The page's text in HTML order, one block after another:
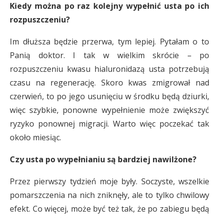
Kiedy można po raz kolejny wypełnić usta po ich
rozpuszczeniu?
Im dłuższa będzie przerwa, tym lepiej. Pytałam o to
Panią doktor. I tak w wielkim skrócie – po
rozpuszczeniu kwasu hialuronidazą usta potrzebują
czasu na regenerację. Skoro kwas zmigrował nad
czerwień, to po jego usunięciu w środku będą dziurki,
więc szybkie, ponowne wypełnienie może zwiększyć
ryzyko ponownej migracji. Warto więc poczekać tak
około miesiąc.
Czy usta po wypełnianiu są bardziej nawilżone?
Przez pierwszy tydzień moje były. Soczyste, wszelkie
pomarszczenia na nich zniknęły, ale to tylko chwilowy
efekt. Co więcej, może być też tak, że po zabiegu będą